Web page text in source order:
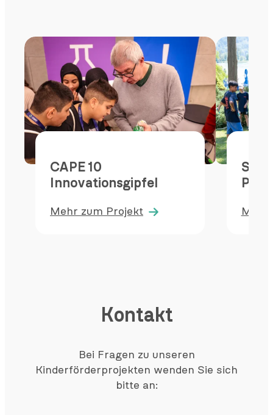
CAPE 10
Innovationsgipfel
Mehr zum Projekt
:
Mehr
:
Kontakt
Bei Fragen zu unseren
Kinderförderprojekten wenden Sie sich
bitte an: